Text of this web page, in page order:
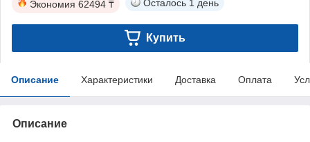
Экономия 62494 ₸ Осталось 1 день
Купить
Описание Характеристики Доставка Оплата
Описание